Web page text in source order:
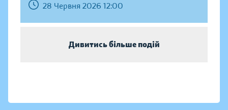
28 Червня 2026 12:00
Дивитись більше подій